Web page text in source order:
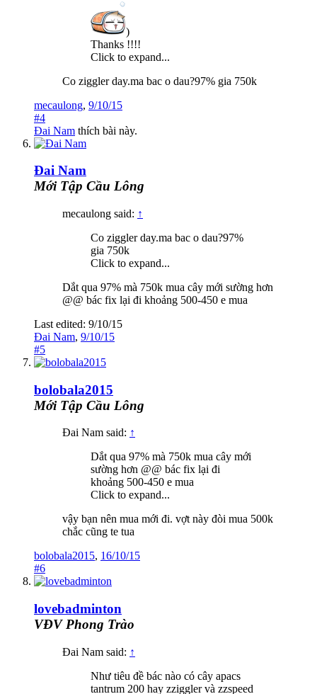
)
Thanks !!!!
Click to expand...
Co ziggler day.ma bac o dau?97% gia 750k
mecaulong, 9/10/15
#4
Đai Nam thích bài này.
Đai Nam
Mới Tập Cầu Lông
mecaulong said: ↑
Co ziggler day.ma bac o dau?97%
gia 750k
Click to expand...
Dắt qua 97% mà 750k mua cây mới sường hơn
@@ bác fix lại đi khoảng 500-450 e mua
Last edited: 9/10/15
Đai Nam, 9/10/15
#5
bolobala2015
Mới Tập Cầu Lông
Đai Nam said: ↑
Dắt qua 97% mà 750k mua cây mới
sường hơn @@ bác fix lại đi
khoảng 500-450 e mua
Click to expand...
vậy bạn nên mua mới đi. vợt này đòi mua 500k
chắc cũng te tua
bolobala2015, 16/10/15
#6
lovebadminton
VĐV Phong Trào
Đai Nam said: ↑
Như tiêu đề bác nào có cây apacs
tantrum 200 hay zziggler và zzspeed